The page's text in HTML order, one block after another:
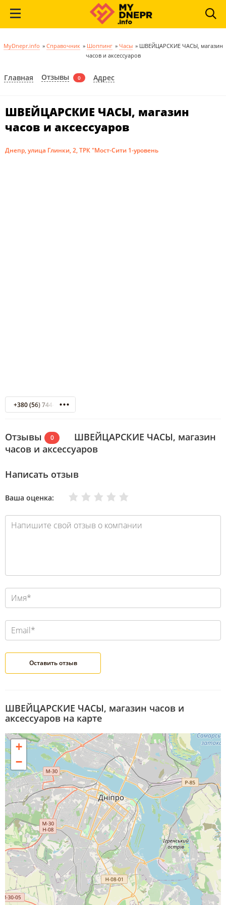
MyDnepr.info » Справочник » Шоппинг » Часы » ШВЕЙЦАРСКИЕ ЧАСЫ, магазин
часов и аксессуаров
Главная Отзывы 0 Адрес
ШВЕЙЦАРСКИЕ ЧАСЫ, магазин
часов и аксессуаров
Днепр, улица Глинки, 2, ТРК "Мост-Сити 1-уровень
+380 (56) 744-59-90
Отзывы 0
ШВЕЙЦАРСКИЕ ЧАСЫ, магазин
часов и аксессуаров
Написать отзыв
Ваша оценка: Отлично
Хорошо
Нормально
Плохо
Очень плохо
ШВЕЙЦАРСКИЕ ЧАСЫ, магазин часов и
аксессуаров на карте
+
−